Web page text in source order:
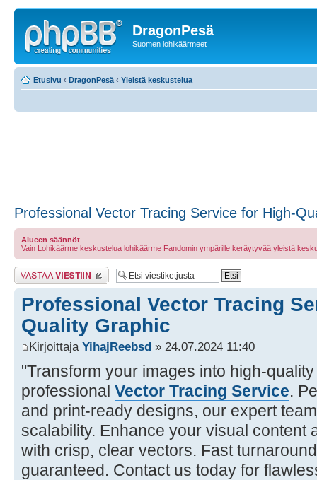
DragonPesä
Suomen lohikäärmeet
Etusivu ‹ DragonPesä ‹ Yleistä keskustelua
Professional Vector Tracing Service for High-
Alueen säännöt
Vain Lohikäärme keskustelua lohikäärme Fandomin ympärille keräytyvää yleistä
Lähetä vastaus
Professional Vector Tracing
Quality Graphic
Kirjoittaja YihajReebsd » 24.07.2024 11:40
"Transform your images into high-
professional Vector Tracing Service.
and print-ready designs, our expert
scalability. Enhance your visual content
with crisp, clear vectors. Fast
guaranteed. Contact us today for